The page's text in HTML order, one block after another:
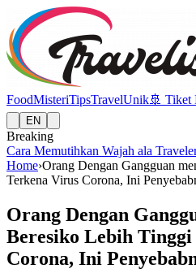
FoodMisteriTipsTravelUnik🚢 Tiket
EN
Breaking
Cara Memutihkan Wajah ala
Home›Orang Dengan Gangguan
Terkena Virus Corona, Ini
Orang Dengan
Beresiko Lebih
Corona, Ini